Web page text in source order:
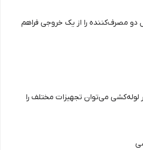
دو مصرف‌کننده را از یک خروجی فراهم
لوله‌کشی می‌توان تجهیزات مختلف را